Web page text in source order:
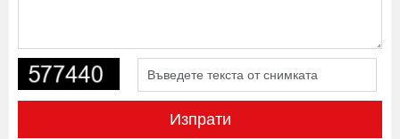
Изпрати